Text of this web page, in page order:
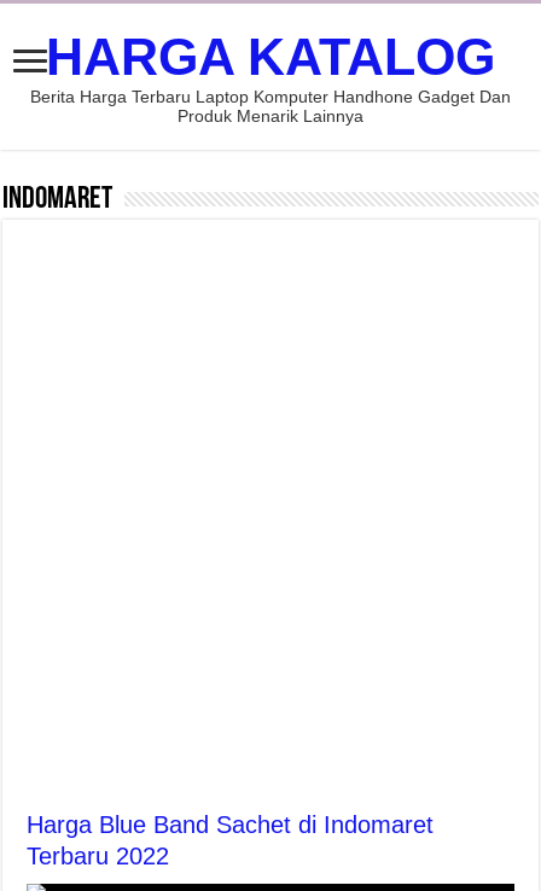
HARGA KATALOG
Berita Harga Terbaru Laptop Komputer Handhone Gadget Dan
Produk Menarik Lainnya
Indomaret
Harga Blue Band Sachet di Indomaret
Terbaru 2022